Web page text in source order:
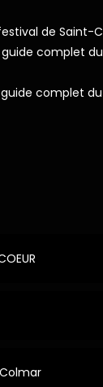
de Saint-
guide complet
complet